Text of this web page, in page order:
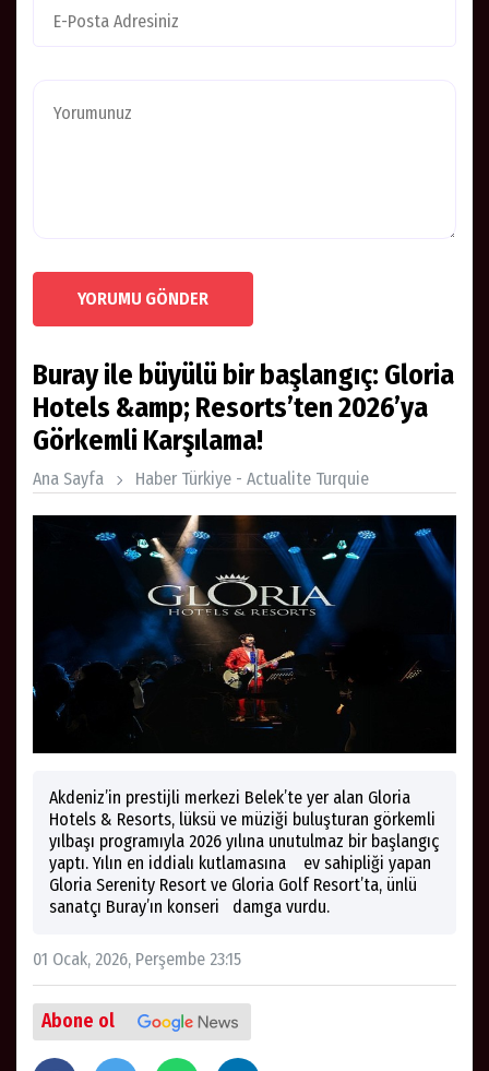
YORUMU GÖNDER
Buray ile büyülü bir başlangıç: Gloria
Hotels &amp; Resorts’ten 2026’ya
Görkemli Karşılama!
Ana Sayfa Haber Türkiye - Actualite Turquie
Akdeniz’in prestijli merkezi Belek’te yer alan Gloria
Hotels & Resorts, lüksü ve müziği buluşturan görkemli
yılbaşı programıyla 2026 yılına unutulmaz bir başlangıç
yaptı. Yılın en iddialı kutlamasına ev sahipliği yapan
Gloria Serenity Resort ve Gloria Golf Resort’ta, ünlü
sanatçı Buray’ın konseri damga vurdu.
01 Ocak, 2026, Perşembe 23:15
Abone ol